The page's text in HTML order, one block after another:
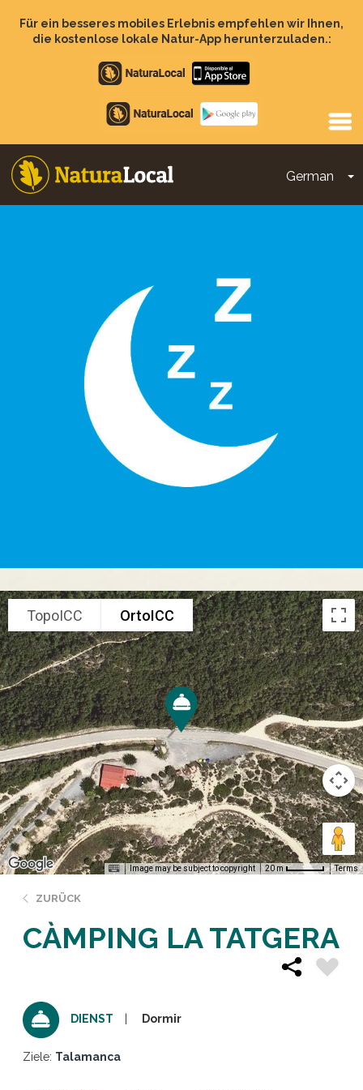
zumFür ein besseres mobiles Erlebnis empfehlen wir Ihnen,
die kostenlose lokale Natur-App herunterzuladen.:
Apple
store
Google
Play
German
Main
TopoICC OrtoICC
Image may be subject to copyright 20 m Terms
ZURÜCK
CÀMPING LA TATGERA
DIENST Dormir
Ziele: Talamanca